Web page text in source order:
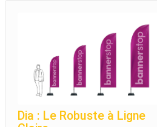
Dia : Le Robuste à Ligne